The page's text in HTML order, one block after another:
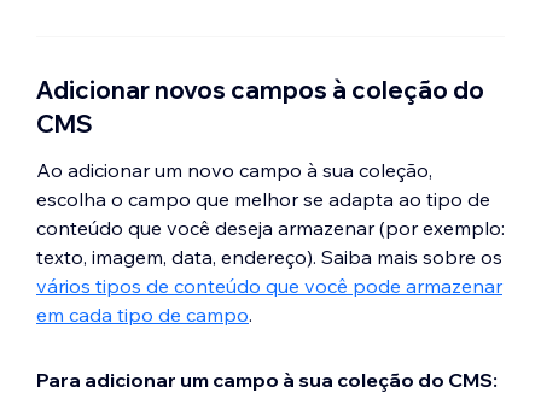
Adicionar novos campos à coleção do
CMS
Ao adicionar um novo campo à sua coleção,
escolha o campo que melhor se adapta ao tipo de
conteúdo que você deseja armazenar (por exemplo:
texto, imagem, data, endereço). Saiba mais sobre os
vários tipos de conteúdo que você pode armazenar
em cada tipo de campo.
Para adicionar um campo à sua coleção do CMS: